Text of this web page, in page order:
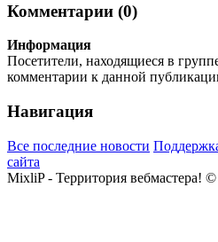
Комментарии (0)
Информация
Посетители, находящиеся в
комментарии к данной
Навигация
Все последние новости
сайта
MixliP - Территория вебмастера!